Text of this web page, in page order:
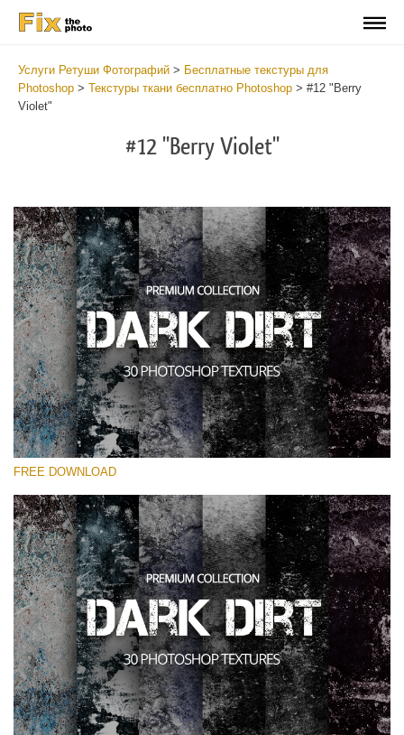
Услуги Ретуши Фотографий > Бесплатные текстуры для
Photoshop > Текстуры ткани бесплатно Photoshop > #12 "Berry
Violet"
#12 "Berry Violet"
Выберите Вариант
Small 800*533px
Dark Dirt
(30 Overlays)
Large 6000*4000px
Entire Collection
(1783 Overlays)
Large 6000*4000px
FREE DOWNLOAD